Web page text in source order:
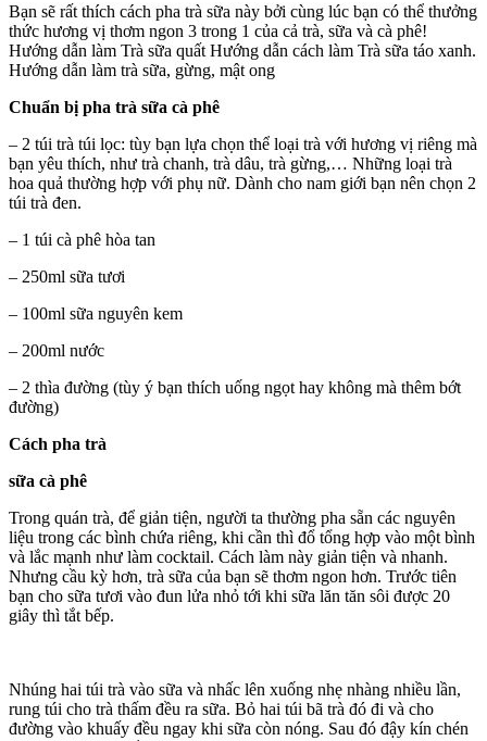
Bạn sẽ rất thích cách pha trà sữa này bởi cùng lúc bạn có thể thưởng
thức hương vị thơm ngon 3 trong 1 của cả trà, sữa và cà phê!
Hướng dẫn làm Trà sữa quất Hướng dẫn cách làm Trà sữa táo xanh.
Hướng dẫn làm trà sữa, gừng, mật ong
Chuẩn bị pha trà sữa cà phê
– 2 túi trà túi lọc: tùy bạn lựa chọn thể loại trà với hương vị riêng mà
bạn yêu thích, như trà chanh, trà dâu, trà gừng,… Những loại trà
hoa quả thường hợp với phụ nữ. Dành cho nam giới bạn nên chọn 2
túi trà đen.
– 1 túi cà phê hòa tan
– 250ml sữa tươi
– 100ml sữa nguyên kem
– 200ml nước
– 2 thìa đường (tùy ý bạn thích uống ngọt hay không mà thêm bớt
đường)
Cách pha trà
sữa cà phê
Trong quán trà, để giản tiện, người ta thường pha sẵn các nguyên
liệu trong các bình chứa riêng, khi cần thì đổ tổng hợp vào một bình
và lắc mạnh như làm cocktail. Cách làm này giản tiện và nhanh.
Nhưng cầu kỳ hơn, trà sữa của bạn sẽ thơm ngon hơn. Trước tiên
bạn cho sữa tươi vào đun lửa nhỏ tới khi sữa lăn tăn sôi được 20
giây thì tắt bếp.
Nhúng hai túi trà vào sữa và nhấc lên xuống nhẹ nhàng nhiều lần,
rung túi cho trà thấm đều ra sữa. Bỏ hai túi bã trà đó đi và cho
đường vào khuấy đều ngay khi sữa còn nóng. Sau đó đậy kín chén